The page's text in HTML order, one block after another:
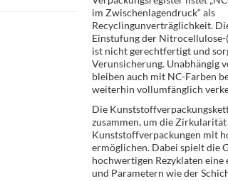
im Zwischenlagendruck“ als
Recyclingunverträglichkeit.
Einstufung der Nitrocellulose-
ist nicht gerechtfertigt und
Verunsicherung. Unabhängig
bleiben auch mit NC-Farben
weiterhin vollumfänglich
Die
zusammen, um die Zirkularität
Kunststoffverpackungen mit
ermöglichen. Dabei spielt die
hochwertigen Rezyklaten eine
und Parametern wie der